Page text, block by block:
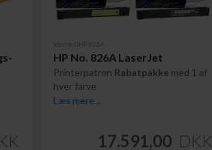
Varenr. 0HP826A
HP No. 826A LaserJet
Printerpatron Rabatpakke med 1 af
hver farve
Læs mere...
17.591,00 DKK